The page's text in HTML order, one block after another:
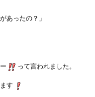
あったの？」
って言われました。
す
トラクターのメッセージ
員育成コース
ー開催